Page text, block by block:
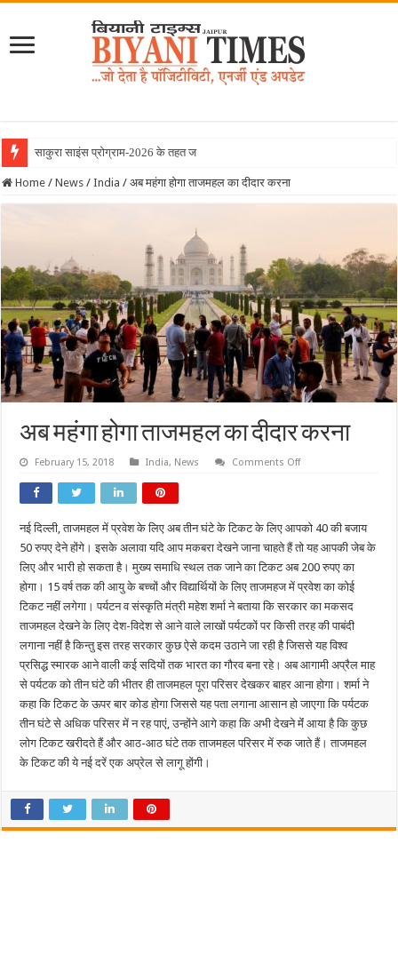
साकुरा साइंस प्रोग्राम-2026 के तहत जापान रवाना हुई
Home / News / India / अब महंगा होगा ताजमहल का दीदार करना
अब महंगा होगा ताजमहल का दीदार करना
February 15, 2018 India, News Comments Offon
का
दीदार
करना
नई दिल्ली, ताजमहल में प्रवेश के लिए अब तीन घंटे के टिकट के लिए आपको 40 की बजाय
50 रुपए देने होंगे। इसके अलावा यदि आप मकबरा देखने जाना चाहते हैं तो यह आपकी जेब के
लिए और भारी हो सकता है। मुख्य समाधि स्थल तक जाने का टिकट अब 200 रुपए का
होगा। 15 वर्ष तक की आयु के बच्चों और विद्यार्थियों के लिए ताजमहज में प्रवेश का कोई
टिकट नहीं लगेगा। पर्यटन व संस्कृति मंत्री महेश शर्मा ने बताया कि सरकार का मकसद
ताजमहल देखने के लिए देश-विदेश से आने वाले लाखों पर्यटकों पर किसी तरह की पाबंदी
लगाना नहीं है किन्तु इस तरह सरकार कुछ ऐसे कदम उठाने जा रही है जिससे यह विश्व
प्रसिद्ध स्मारक आने वाली कई सदियों तक भारत का गौरव बना रहे। अब आगामी अप्रैल माह
से पर्यटक को तीन घंटे की भीतर ही ताजमहल पूरा परिसर देखकर बाहर आना होगा। शर्मा ने
कहा कि टिकट के ऊपर बार कोड होगा जिससे यह पता लगाना आसान हो जाएगा कि पर्यटक
तीन घंटे से अधिक परिसर में न रह पाएं, उन्होंने आगे कहा कि अभी देखने मेंं आया है कि कुछ
लोग टिकट खरीदते हैं और आठ-आठ घंटे तक ताजमहल परिसर में रुक जाते हैं। ताजमहल
के टिकट की ये नई दरें एक अप्रेल से लागू होंगी।